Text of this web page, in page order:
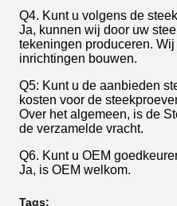
Q4. Kunt u volgens de
Ja, kunnen wij door uw
tekeningen produceren.
inrichtingen bouwen.
Q5: Kunt u de aanbieden
kosten voor de
Over het algemeen, is de
de verzamelde vracht.
Q6. Kunt u OEM
Ja, is OEM welkom.
Tags: